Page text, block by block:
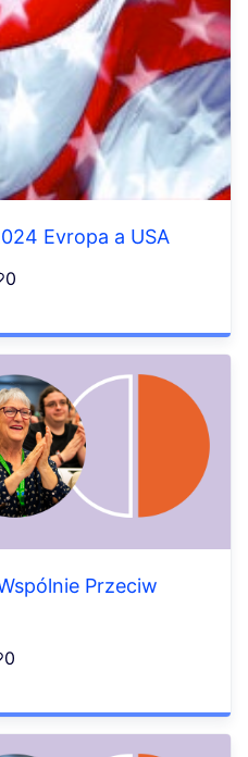
Evropa a USA
0
Przeciw
0